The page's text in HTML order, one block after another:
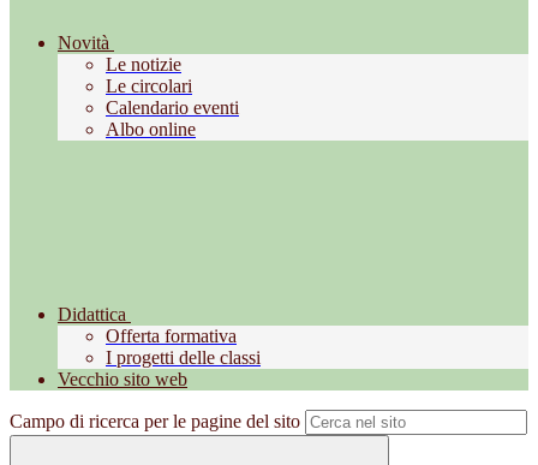
Novità
Le notizie
Le circolari
Calendario eventi
Albo online
Didattica
Offerta formativa
I progetti delle classi
Vecchio sito web
Campo di ricerca per le pagine del sito